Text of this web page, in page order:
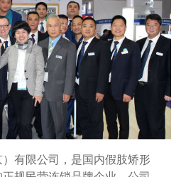
有限公司，是国内假肢矫形